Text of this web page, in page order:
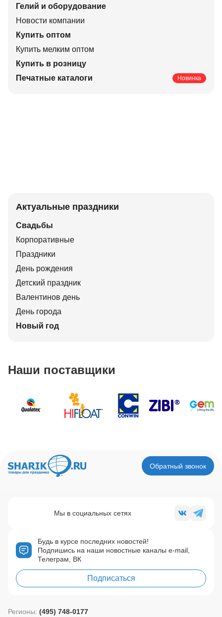
Гелий и оборудование
Новости компании
Купить оптом
Купить мелким оптом
Купить в розницу
Печатные каталоги
Новинка
Актуальные праздники
Свадьбы
Корпоративные
Праздники
День рождения
Детский праздник
Валентинов день
День города
Новый год
Наши поставщики
Обратный звонок
Будь в курсе последних новостей!
Подпишись на наши новостные каналы e-mail,
Телеграм, ВК
Подписаться
Мы в социальных сетях
Регионы: (495) 748-0177